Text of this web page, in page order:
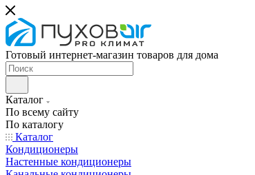
Готовый интернет-магазин товаров для дома
Каталог
По всему сайту
По каталогу
Каталог
Кондиционеры
Настенные кондиционеры